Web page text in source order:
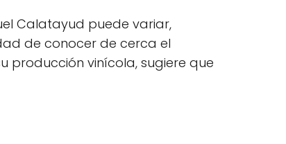
Calatayud puede variar,
de conocer de cerca el
producción vinícola, sugiere que